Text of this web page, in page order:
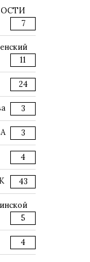
7
11
24
3
3
4
43
5
4